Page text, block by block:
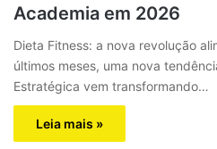
Academia em 2026
Dieta Fitness: a nova revolução
últimos meses, uma nova
Estratégica vem transformando…
Leia mais »